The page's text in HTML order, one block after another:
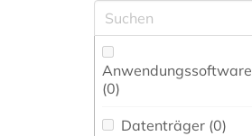
Rechtswissenschaft
(0)
Romanistik (1)
geschichte (2)
1085 (1)
geschichte 1600-
1800 (1)
USA (2)
Anwendungssoftware
(0)
Datenträger (0)